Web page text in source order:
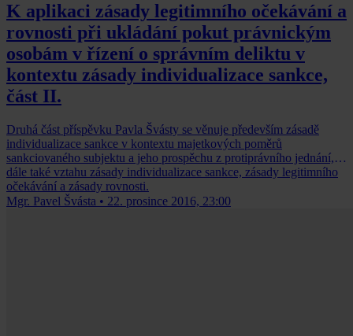
K aplikaci zásady legitimního očekávání a
rovnosti při ukládání pokut právnickým
osobám v řízení o správním deliktu v
kontextu zásady individualizace sankce,
část II.
Druhá část příspěvku Pavla Švásty se věnuje především zásadě
individualizace sankce v kontextu majetkových poměrů
sankciovaného subjektu a jeho prospěchu z protiprávního jednání,
dále také vztahu zásady individualizace sankce, zásady legitimního
očekávání a zásady rovnosti.
Mgr. Pavel Švásta • 22. prosince 2016, 23:00